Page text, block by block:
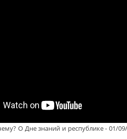
О Дне знаний и республике - 01/